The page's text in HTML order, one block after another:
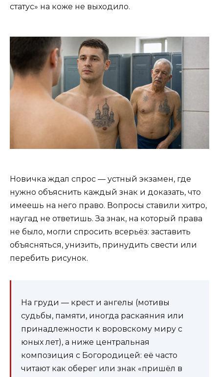
статус» на коже не выходило.
Новичка ждал спрос — устный экзамен, где
нужно объяснить каждый знак и доказать, что
имеешь на него право. Вопросы ставили хитро,
наугад не ответишь. За знак, на который права
не было, могли спросить всерьёз: заставить
объясняться, унизить, принудить свести или
перебить рисунок.
На груди — крест и ангелы (мотивы
судьбы, памяти, иногда раскаяния или
принадлежности к воровскому миру с
юных лет), а ниже центральная
композиция с Богородицей: её часто
читают как оберег или знак «пришёл в